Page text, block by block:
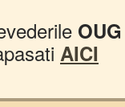
AICI